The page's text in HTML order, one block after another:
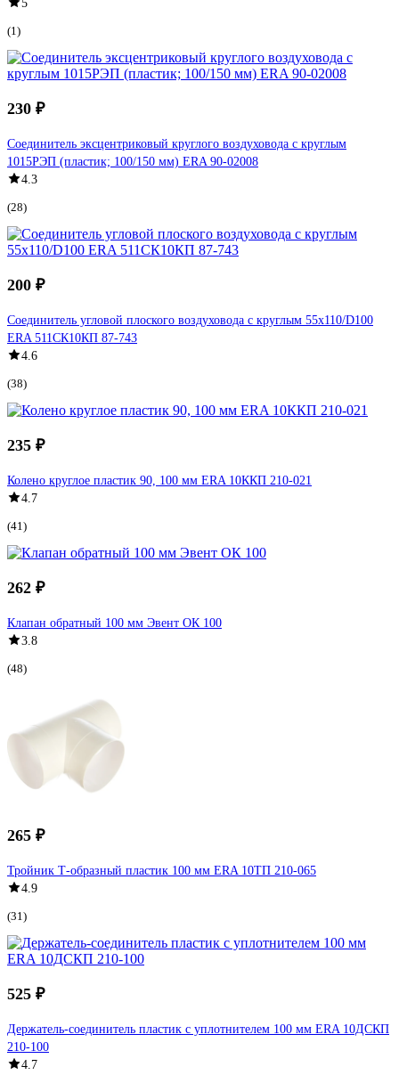
5
(1)
230 ₽
Соединитель эксцентриковый круглого воздуховода с круглым
1015РЭП (пластик; 100/150 мм) ERA 90-02008
4.3
(28)
200 ₽
Соединитель угловой плоского воздуховода с круглым 55х110/D100
ERA 511СК10КП 87-743
4.6
(38)
235 ₽
Колено круглое пластик 90, 100 мм ERA 10ККП 210-021
4.7
(41)
262 ₽
Клапан обратный 100 мм Эвент ОК 100
3.8
(48)
265 ₽
Тройник Т-образный пластик 100 мм ERA 10ТП 210-065
4.9
(31)
525 ₽
Держатель-соединитель пластик с уплотнителем 100 мм ERA 10ДСКП
210-100
4.7